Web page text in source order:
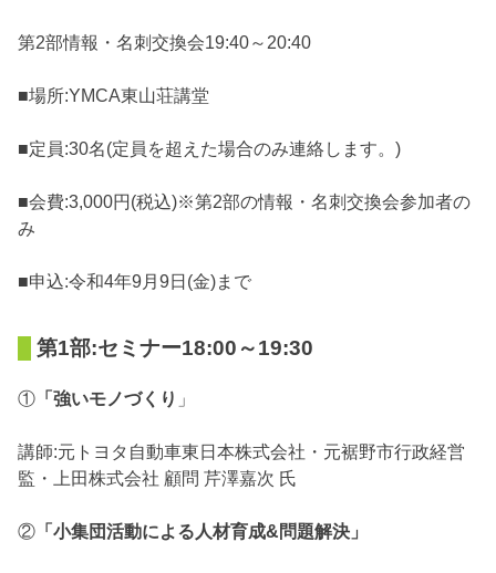
第2部情報・名刺交換会19:40～20:40
■場所:YMCA東山荘講堂
■定員:30名(定員を超えた場合のみ連絡します。)
■会費:3,000円(税込)※第2部の情報・名刺交換会参加者の
み
■申込:令和4年9月9日(金)まで
第1部:セミナー18:00～19:30
① 「強いモノづくり 」
講師:元トヨタ自動車東日本株式会社・元裾野市行政経営
監・上田株式会社 顧問 芹澤嘉次 氏
② 「小集団活動による人材育成&問題解決」